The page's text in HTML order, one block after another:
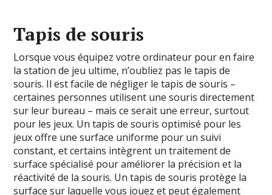
Tapis de souris
Lorsque vous équipez votre ordinateur pour en faire
la station de jeu ultime, n’oubliez pas le tapis de
souris. Il est facile de négliger le tapis de souris –
certaines personnes utilisent une souris directement
sur leur bureau – mais ce serait une erreur, surtout
pour les jeux. Un tapis de souris optimisé pour les
jeux offre une surface uniforme pour un suivi
constant, et certains intègrent un traitement de
surface spécialisé pour améliorer la précision et la
réactivité de la souris. Un tapis de souris protège la
surface sur laquelle vous jouez et peut également